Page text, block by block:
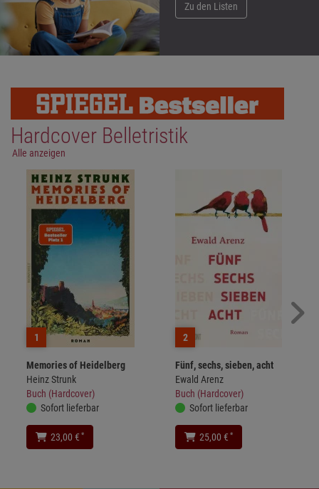
Zu den Listen
Hardcover Belletristik
Alle anzeigen
1
Memories of Heidelberg
Heinz Strunk
Buch (Hardcover)
Sofort lieferbar
23,00 € *
2
Fünf, sechs, sieben, acht
Ewald Arenz
Buch (Hardcover)
Sofort lieferbar
25,00 € *